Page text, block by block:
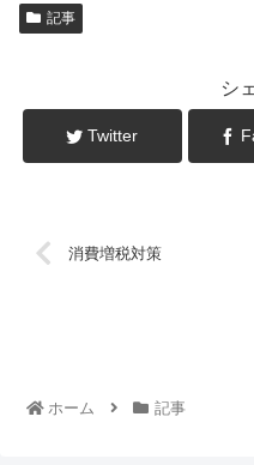
記事
シ
Twitter
消費増税対策
ホーム 記事